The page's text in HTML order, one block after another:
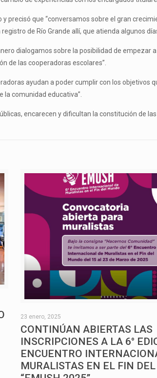
precisó que “conversamos sobre el gran
de Río Grande allí, que atienda algunos
dialogamos sobre la posibilidad de
de las cooperadoras escolares”.
ayudan a poder cumplir con los
comunidad educativa”.
encarecen y dificultan la constitución de
23 enero, 2025
CONTINÚAN ABIERTAS LAS
INSCRIPCIONES A LA 6°
ENCUENTRO
MURALISTAS EN EL FIN